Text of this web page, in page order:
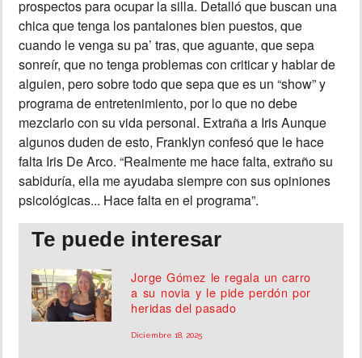
prospectos para ocupar la silla. Detalló que buscan una
chica que tenga los pantalones bien puestos, que
cuando le venga su pa’ tras, que aguante, que sepa
sonreír, que no tenga problemas con criticar y hablar de
alguien, pero sobre todo que sepa que es un “show” y
programa de entretenimiento, por lo que no debe
mezclarlo con su vida personal. Extraña a Iris Aunque
algunos duden de esto, Franklyn confesó que le hace
falta Iris De Arco. “Realmente me hace falta, extraño su
sabiduría, ella me ayudaba siempre con sus opiniones
psicológicas... Hace falta en el programa”.
Te puede interesar
Jorge Gómez le regala un carro
a su novia y le pide perdón por
heridas del pasado
Diciembre 18, 2025